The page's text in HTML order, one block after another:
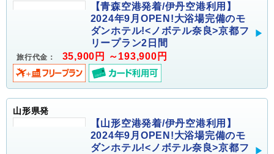
【青森空港発着/伊丹空港利用】
2024年9月OPEN!大浴場完備のモ
ダンホテル!<ノボテル奈良>京都フ
リープラン2日間
旅行代金： 35,900円 ～193,900円
山形県発
【山形空港発着/伊丹空港利用】
2024年9月OPEN!大浴場完備のモ
ダンホテル!<ノボテル奈良>京都フ